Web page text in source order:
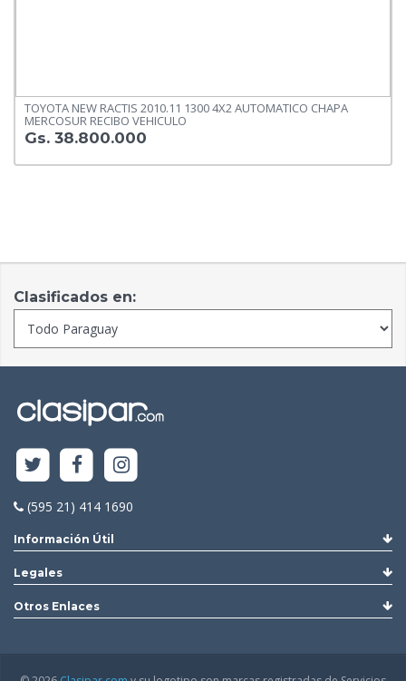
TOYOTA NEW RACTIS 2010.11 1300 4X2 AUTOMATICO CHAPA
MERCOSUR RECIBO VEHICULO
Gs. 38.800.000
Clasificados en:
(595 21) 414 1690
Información Útil
Legales
Otros Enlaces